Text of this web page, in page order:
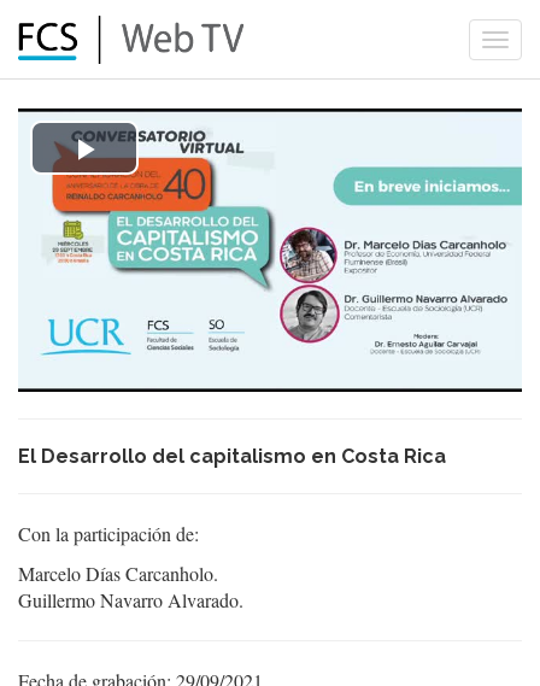
Play
Video
El Desarrollo del capitalismo en Costa Rica
Con la participación de:
Marcelo Días Carcanholo.
Guillermo Navarro Alvarado.
Fecha de grabación: 29/09/2021